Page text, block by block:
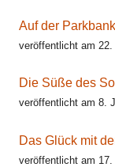
Auf der
veröffentlicht am 22.
Die Süße des
veröffentlicht am 8.
Das Glück mit
veröffentlicht am 17.